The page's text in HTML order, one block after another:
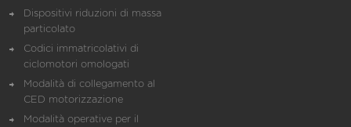
Dispositivi riduzioni di massa
particolato
Codici immatricolativi di
ciclomotori omologati
Modalità di collegamento al
CED motorizzazione
Modalità operative per il